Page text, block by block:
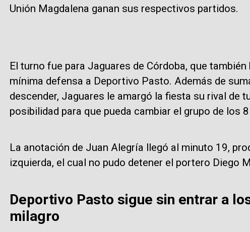
Unión Magdalena ganan sus respectivos partidos.
El turno fue para Jaguares de Córdoba, que
mínima defensa a Deportivo Pasto. Además de
descender, Jaguares le amargó la fiesta su rival de
posibilidad para que pueda cambiar el grupo de los
La anotación de Juan Alegría llegó al minuto 19,
izquierda, el cual no pudo detener el portero Diego
Deportivo Pasto sigue sin entrar a
milagro